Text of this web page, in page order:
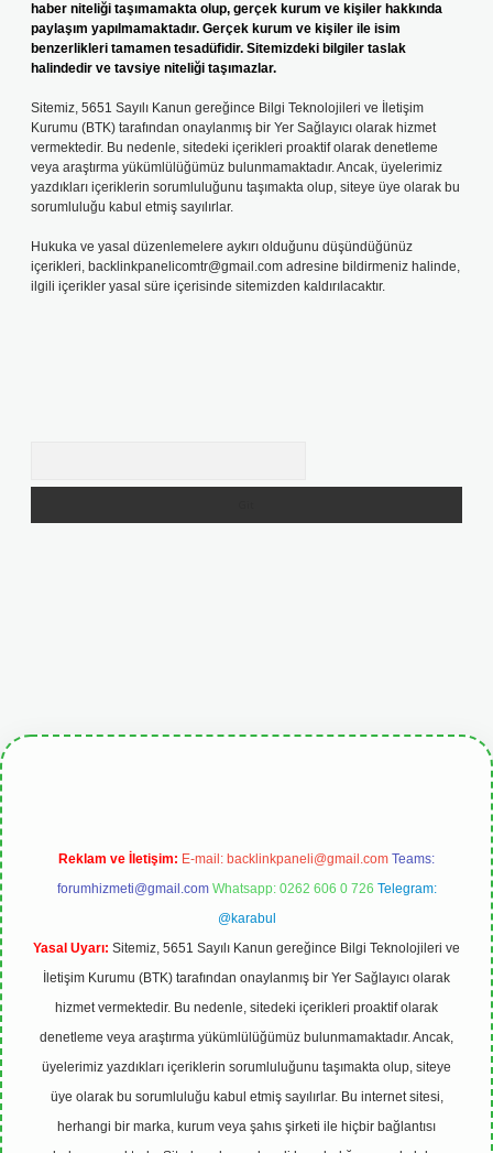
haber niteliği taşımamakta olup, gerçek kurum ve kişiler hakkında
paylaşım yapılmamaktadır. Gerçek kurum ve kişiler ile isim
benzerlikleri tamamen tesadüfidir. Sitemizdeki bilgiler taslak
halindedir ve tavsiye niteliği taşımazlar.
Sitemiz, 5651 Sayılı Kanun gereğince Bilgi Teknolojileri ve İletişim
Kurumu (BTK) tarafından onaylanmış bir Yer Sağlayıcı olarak hizmet
vermektedir. Bu nedenle, sitedeki içerikleri proaktif olarak denetleme
veya araştırma yükümlülüğümüz bulunmamaktadır. Ancak, üyelerimiz
yazdıkları içeriklerin sorumluluğunu taşımakta olup, siteye üye olarak bu
sorumluluğu kabul etmiş sayılırlar.
Hukuka ve yasal düzenlemelere aykırı olduğunu düşündüğünüz
içerikleri, backlinkpanelicomtr@gmail.com adresine bildirmeniz halinde,
ilgili içerikler yasal süre içerisinde sitemizden kaldırılacaktır.
Reklam ve İletişim: E-mail: backlinkpaneli@gmail.com Teams:
forumhizmeti@gmail.com Whatsapp: 0262 606 0 726 Telegram:
@karabul
Yasal Uyarı: Sitemiz, 5651 Sayılı Kanun gereğince Bilgi Teknolojileri ve
İletişim Kurumu (BTK) tarafından onaylanmış bir Yer Sağlayıcı olarak
hizmet vermektedir. Bu nedenle, sitedeki içerikleri proaktif olarak
denetleme veya araştırma yükümlülüğümüz bulunmamaktadır. Ancak,
üyelerimiz yazdıkları içeriklerin sorumluluğunu taşımakta olup, siteye
üye olarak bu sorumluluğu kabul etmiş sayılırlar. Bu internet sitesi,
herhangi bir marka, kurum veya şahıs şirketi ile hiçbir bağlantısı